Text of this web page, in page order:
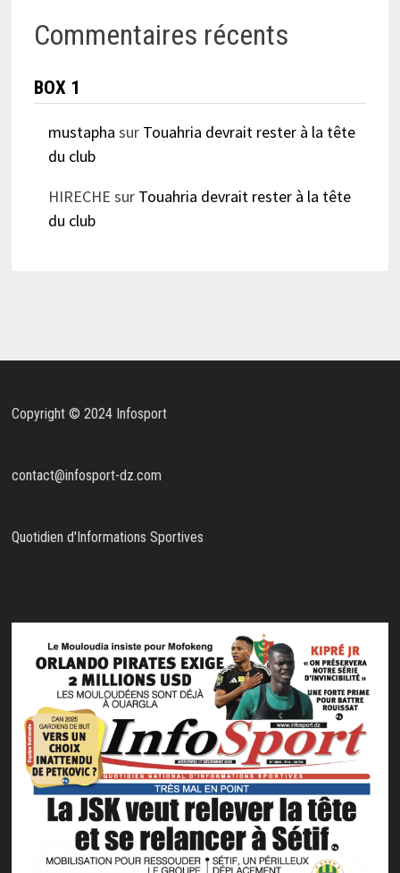
Commentaires récents
BOX 1
mustapha sur Touahria devrait rester à la tête
du club
HIRECHE sur Touahria devrait rester à la tête
du club
Copyright © 2024 Infosport
contact@infosport-dz.com
Quotidien d'Informations Sportives